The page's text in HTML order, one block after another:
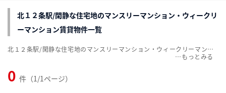
北１２条駅/閑静な住宅地のマンスリーマンション・ウィークリ
ーマンション賃貸物件一覧
0 件（1/1ページ）
北１２条駅/閑静な住宅地のマンスリーマンション・ウィークリーマンション賃貸物件一覧を掲載中。敷金・礼金無料、家具・家電付をご紹介。こだわり条件での絞込みも簡単！
…